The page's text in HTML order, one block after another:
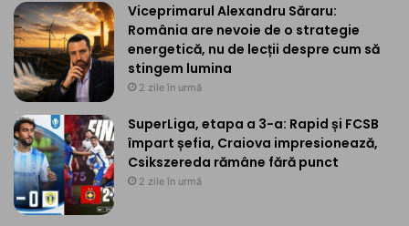
Viceprimarul Alexandru Săraru:
România are nevoie de o strategie
energetică, nu de lecții despre cum să
stingem lumina
2 zile în urmă
SuperLiga, etapa a 3-a: Rapid și FCSB
împart șefia, Craiova impresionează,
Csikszereda rămâne fără punct
2 zile în urmă